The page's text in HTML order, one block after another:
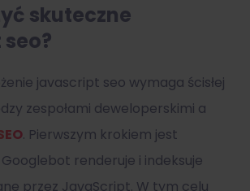
skuteczne
javascript seo wymaga ścisłej
zespołami deweloperskimi a
. Pierwszym krokiem jest
renderuje i indeksuje
przez JavaScript. W tym celu